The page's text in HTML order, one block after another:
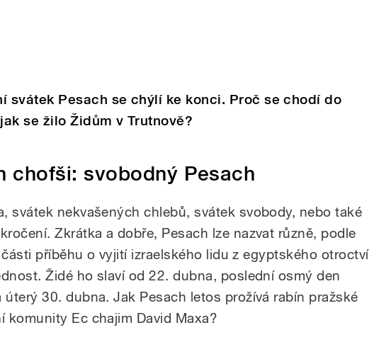
svátek Pesach se chýlí ke konci. Proč se chodí do
se žilo Židům v Trutnově?
chofši: svobodný Pesach
svátek nekvašených chlebů, svátek svobody, nebo také
Zkrátka a dobře, Pesach lze nazvat různě, podle
příběhu o vyjití izraelského lidu z egyptského otroctví
Židé ho slaví od 22. dubna, poslední osmý den
úterý 30. dubna. Jak Pesach letos prožívá rabín pražské
komunity Ec chajim David Maxa?